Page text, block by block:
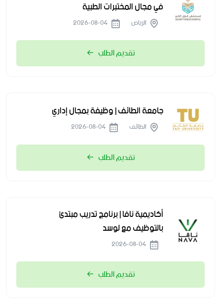
في مجال المختبرات الطبية
الرياض
تقديم الطلب
جامعة الطائف | وظيفة بمجال إداري
الطائف
تقديم الطلب
أكاديمية نافا | برنامج تدريب مبتدئ
بالتوظيف مع لوسد
تقديم الطلب